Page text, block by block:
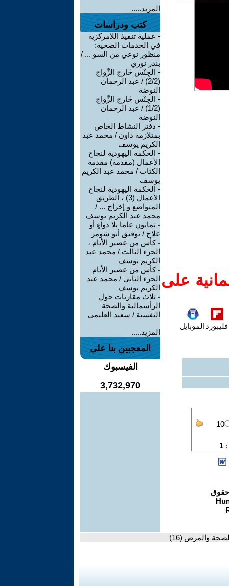
على
فليبورد الموبايل
المزيد.....
كتب ودراسات
- عملية تنفيذ اللامركزية
في الخدمات الصحية:
منظور نوعي من السو ... /
بندر نوري
- الجِنْس خَارج الزَّواج
(2/2) / عبد الرحمان
النوضة
- الجِنْس خَارج الزَّواج
(1/2) / عبد الرحمان
النوضة
- دفتر النشاط الخاص
بمتلازمة داون / محمد عبد
الكريم يوسف
- الحكمة اليهودية لنجاح
الأعمال (مقدمة) مقدمة
الكتاب / محمد عبد الكريم
يوسف
- الحكمة اليهودية لنجاح
الأعمال (3) ، الطريق
المتواضع و إخراج ... /
محمد عبد الكريم يوسف
- ثمانون عاما بلا دواءٍ أو
علاج / توفيق أبو شومر
-كأس من عصير الأيام ،
الجزء الثالث / محمد عبد
الكريم يوسف
-كأس من عصير الأيام
الجزء الثاني / محمد عبد
الكريم يوسف
- ثلاث مقاربات حول
الرأسمالية والصحة
النفسية / سعيد العليمى
المزيد.....
المعجبين بنا على
الفيسبوك
3,732,970
والمرض (16)